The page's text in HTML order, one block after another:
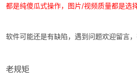
都是纯傻瓜式操作，图片/视频质量都是选
软件可能还是有缺陷，遇到问题欢迎留言，
老规矩